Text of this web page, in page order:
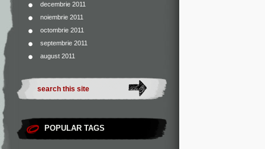
decembrie 2011
noiembrie 2011
octombrie 2011
septembrie 2011
august 2011
POPULAR TAGS